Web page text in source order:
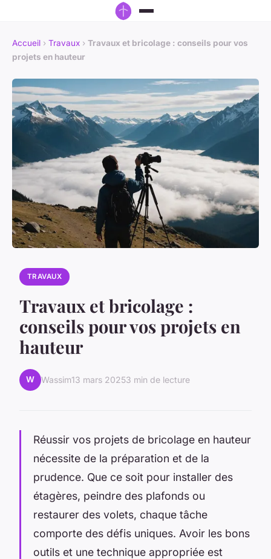
Accueil › Travaux › Travaux et bricolage : conseils pour vos
projets en hauteur
TRAVAUX
Travaux et bricolage :
conseils pour vos projets en
hauteur
W Wassim13 mars 20253 min de lecture
Réussir vos projets de bricolage en hauteur
nécessite de la préparation et de la
prudence. Que ce soit pour installer des
étagères, peindre des plafonds ou
restaurer des volets, chaque tâche
comporte des défis uniques. Avoir les bons
outils et une technique appropriée est